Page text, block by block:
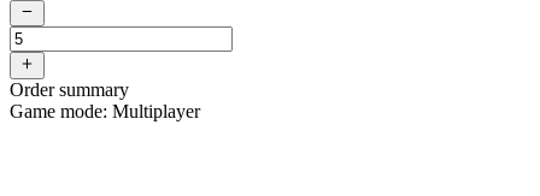
Order summary
Game mode: Multiplayer